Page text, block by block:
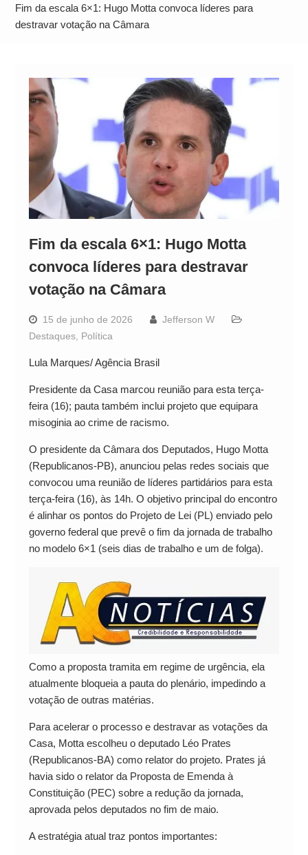
Alto
Fim da escala 6×1: Hugo Motta convoca líderes para
destravar votação na Câmara
Fim da escala 6×1: Hugo Motta
convoca líderes para destravar
votação na Câmara
15 de junho de 2026
Jefferson W
Destaques, Política
Lula Marques/ Agência Brasil
Presidente da Casa marcou reunião para esta terça-
feira (16); pauta também inclui projeto que equipara
misoginia ao crime de racismo.
O presidente da Câmara dos Deputados, Hugo Motta
(Republicanos-PB), anunciou pelas redes sociais que
convocou uma reunião de líderes partidários para esta
terça-feira (16), às 14h. O objetivo principal do encontro
é alinhar os pontos do Projeto de Lei (PL) enviado pelo
governo federal que prevê o fim da jornada de trabalho
no modelo 6×1 (seis dias de trabalho e um de folga).
Como a proposta tramita em regime de urgência, ela
atualmente bloqueia a pauta do plenário, impedindo a
votação de outras matérias.
Para acelerar o processo e destravar as votações da
Casa, Motta escolheu o deputado Léo Prates
(Republicanos-BA) como relator do projeto. Prates já
havia sido o relator da Proposta de Emenda à
Constituição (PEC) sobre a redução da jornada,
aprovada pelos deputados no fim de maio.
A estratégia atual traz pontos importantes: